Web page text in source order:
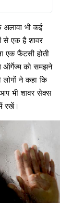
भी कई
से एक है शावर
एक फैंटसी होती
ऑर्गेज्म को समझने
ने कहा कि
भी शावर सेक्स
रखें।